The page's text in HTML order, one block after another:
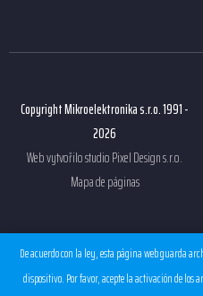
Copyright Mikroelektronika s.r.o. 1991 -
2026
Web vytvořilo studioPixel Design s.r.o.
Mapa de páginas
Otros enlaces
Términos y condiciones
De acuerdo con la ley, esta página web guarda
dispositivo. Por favor, acepte la activación de los